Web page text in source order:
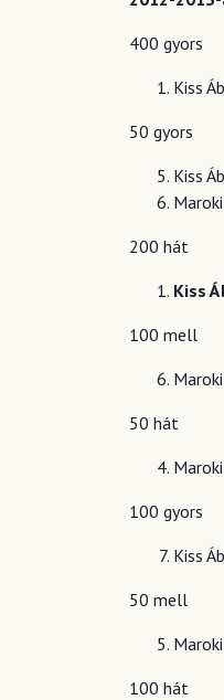
400 gyors
Kiss
50 gyors
Kiss
200 hát
Kiss
100 mell
50 hát
100 gyors
Kiss
50 mell
100 hát